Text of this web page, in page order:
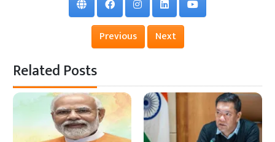
Previous Next
Related Posts